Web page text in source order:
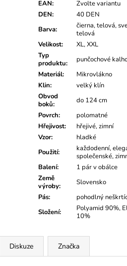
EAN:
Zvolte variantu
DEN:
40 DEN
Barva:
čierna, telová,
telová
Velikost:
XL, XXL
Typ
produktu:
punčochové
Materiál:
Mikrovlákno
Klin:
velký klín
Obvod
boků:
do 124 cm
Povrch:
polomatné
Hřejivost:
hřejivé, zimní
Vzor:
hladké
Použití:
každodenní,
společenské,
Balení:
1 pár v obálce
Země
výroby:
Slovensko
Pás:
pohodlný
Složení:
Polyamid 90%,
10%
Diskuze Značka